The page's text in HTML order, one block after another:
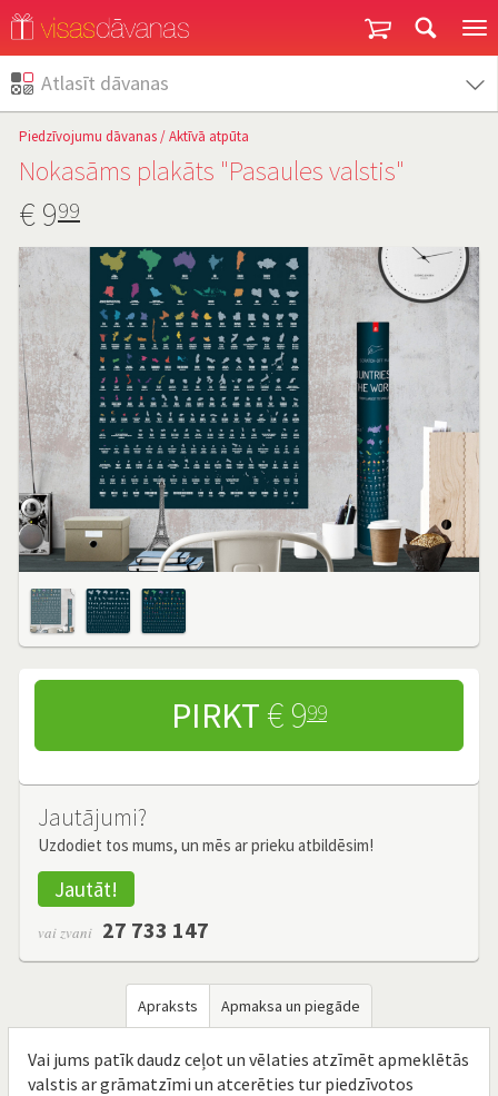
Atlasīt dāvanas
Piedzīvojumu dāvanas/Aktīvā atpūta
Nokasāms plakāts "Pasaules valstis"
€999
PIRKT € 999
Jautājumi?
Uzdodiet tos mums, un mēs ar prieku atbildēsim!
Jautāt!
vai zvani 27 733 147
Apraksts Apmaksa un piegāde
Vai jums patīk daudz ceļot un vēlaties atzīmēt apmeklētās
valstis ar grāmatzīmi un atcerēties tur piedzīvotos